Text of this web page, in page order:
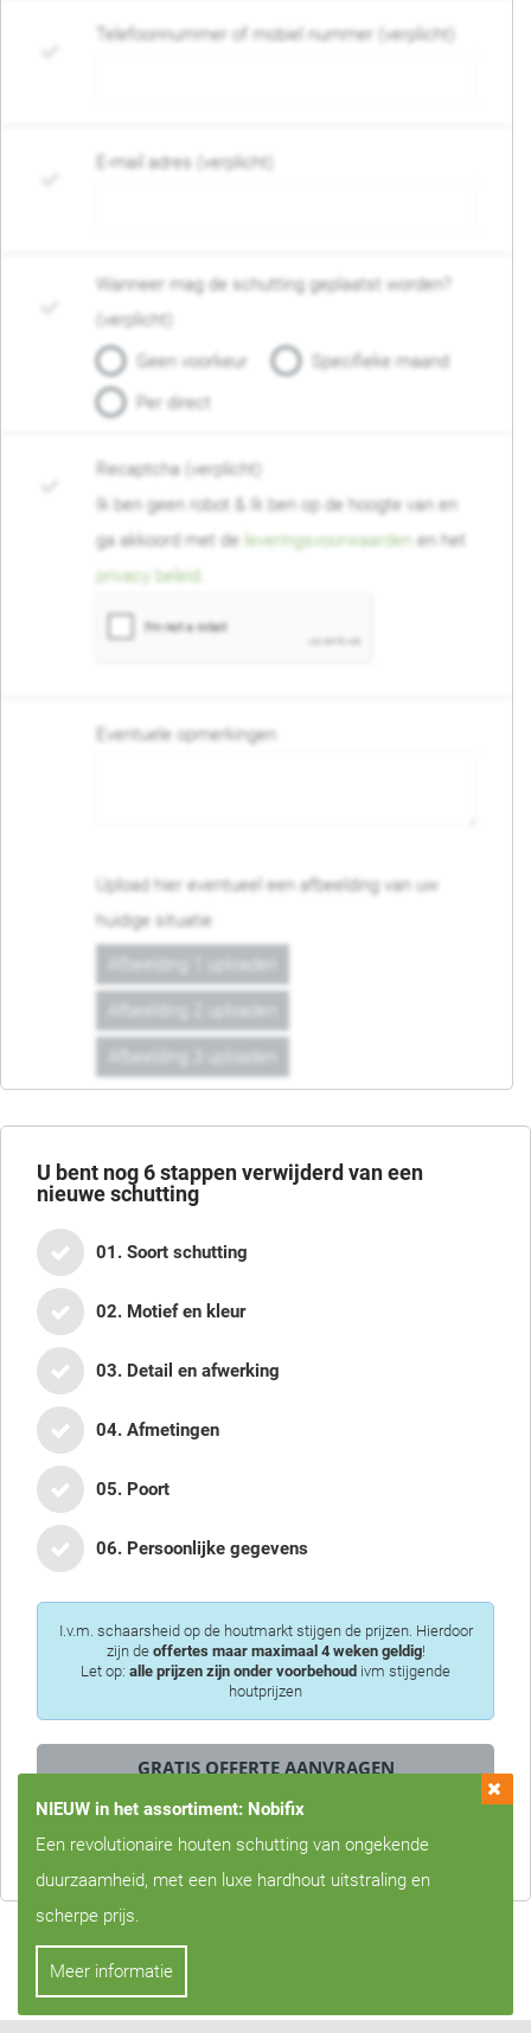
Telefoonnummer of mobiel nummer (verplicht)
E-mail adres (verplicht)
Wanneer mag de schutting geplaatst worden?
(verplicht)
Geen voorkeur
Specifieke maand
Per direct
Recaptcha (verplicht)
Ik ben geen robot & Ik ben op de hoogte van en
ga akkoord met de leveringsvoorwaarden en het
privacy beleid
Eventuele opmerkingen
Upload hier eventueel een afbeelding van uw
huidige situatie
U bent nog6stappen verwijderd van een
nieuwe schutting
01. Soort schutting
02. Motief en kleur
03. Detail en afwerking
04. Afmetingen
05. Poort
06. Persoonlijke gegevens
I.v.m. schaarsheid op de houtmarkt stijgen de prijzen. Hierdoor
zijn de offertes maar maximaal 4 weken geldig!
Let op: alle prijzen zijn onder voorbehoud ivm stijgende
houtprijzen
Privacy is voor ons erg belangrijk, we zullen uw gegevens nooit met
derden delen!
NIEUW in het assortiment: Nobifix
Een revolutionaire houten schutting van ongekende
duurzaamheid, met een luxe hardhout uitstraling en
scherpe prijs.
Meer informatie